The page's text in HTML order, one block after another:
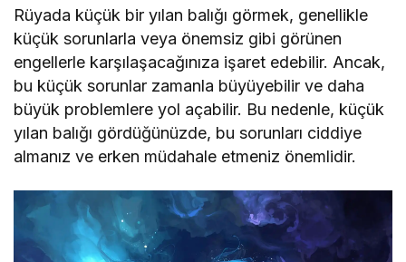
Rüyada küçük bir yılan balığı görmek, genellikle
küçük sorunlarla veya önemsiz gibi görünen
engellerle karşılaşacağınıza işaret edebilir. Ancak,
bu küçük sorunlar zamanla büyüyebilir ve daha
büyük problemlere yol açabilir. Bu nedenle, küçük
yılan balığı gördüğünüzde, bu sorunları ciddiye
almanız ve erken müdahale etmeniz önemlidir.